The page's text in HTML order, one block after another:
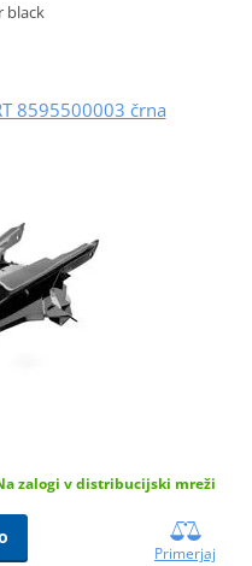
black
8595500003 črna
zalogi v distribucijski mreži
Primerjaj